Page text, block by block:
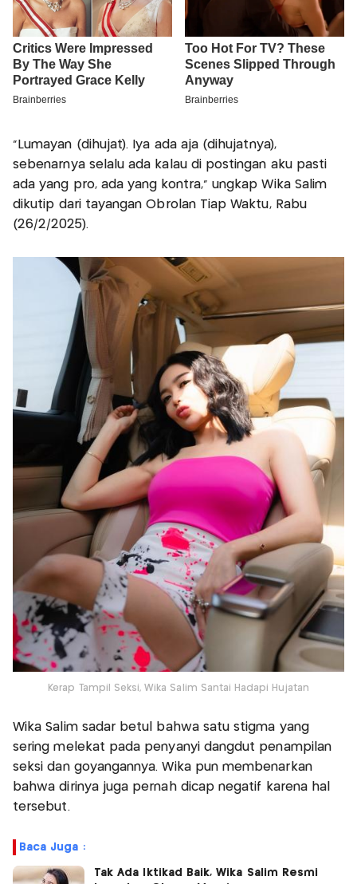
"Lumayan (dihujat). Iya ada aja (dihujatnya),
sebenarnya selalu ada kalau di postingan aku pasti
ada yang pro, ada yang kontra," ungkap Wika Salim
dikutip dari tayangan Obrolan Tiap Waktu, Rabu
(26/2/2025).
Kerap Tampil Seksi, Wika Salim Santai Hadapi Hujatan
Wika Salim sadar betul bahwa satu stigma yang
sering melekat pada penyanyi dangdut penampilan
seksi dan goyangannya. Wika pun membenarkan
bahwa dirinya juga pernah dicap negatif karena hal
tersebut.
Baca Juga :
Tak Ada Iktikad Baik, Wika Salim Resmi